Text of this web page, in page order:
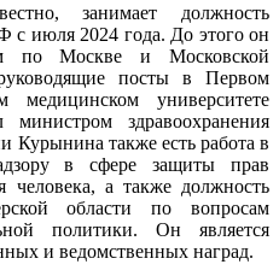
занимает должность
с июля 2024 года. До этого он
по Москве и Московской
посты в Первом
медицинском университете
здравоохранения
Курынина также есть работа в
в сфере защиты прав
человека, а также должность
области по вопросам
политики. Он является
и ведомственных наград.